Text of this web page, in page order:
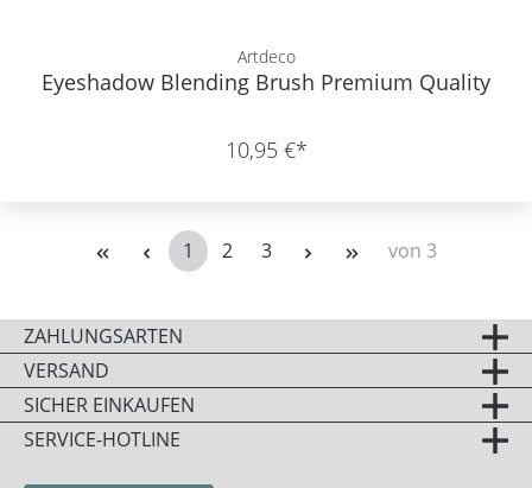
Artdeco
Eyeshadow Blending Brush Premium Quality
10,95 €*
Seite
1 Seite
2 Seite
3 von 3
ZAHLUNGSARTEN
VERSAND
SICHER EINKAUFEN
SERVICE-HOTLINE